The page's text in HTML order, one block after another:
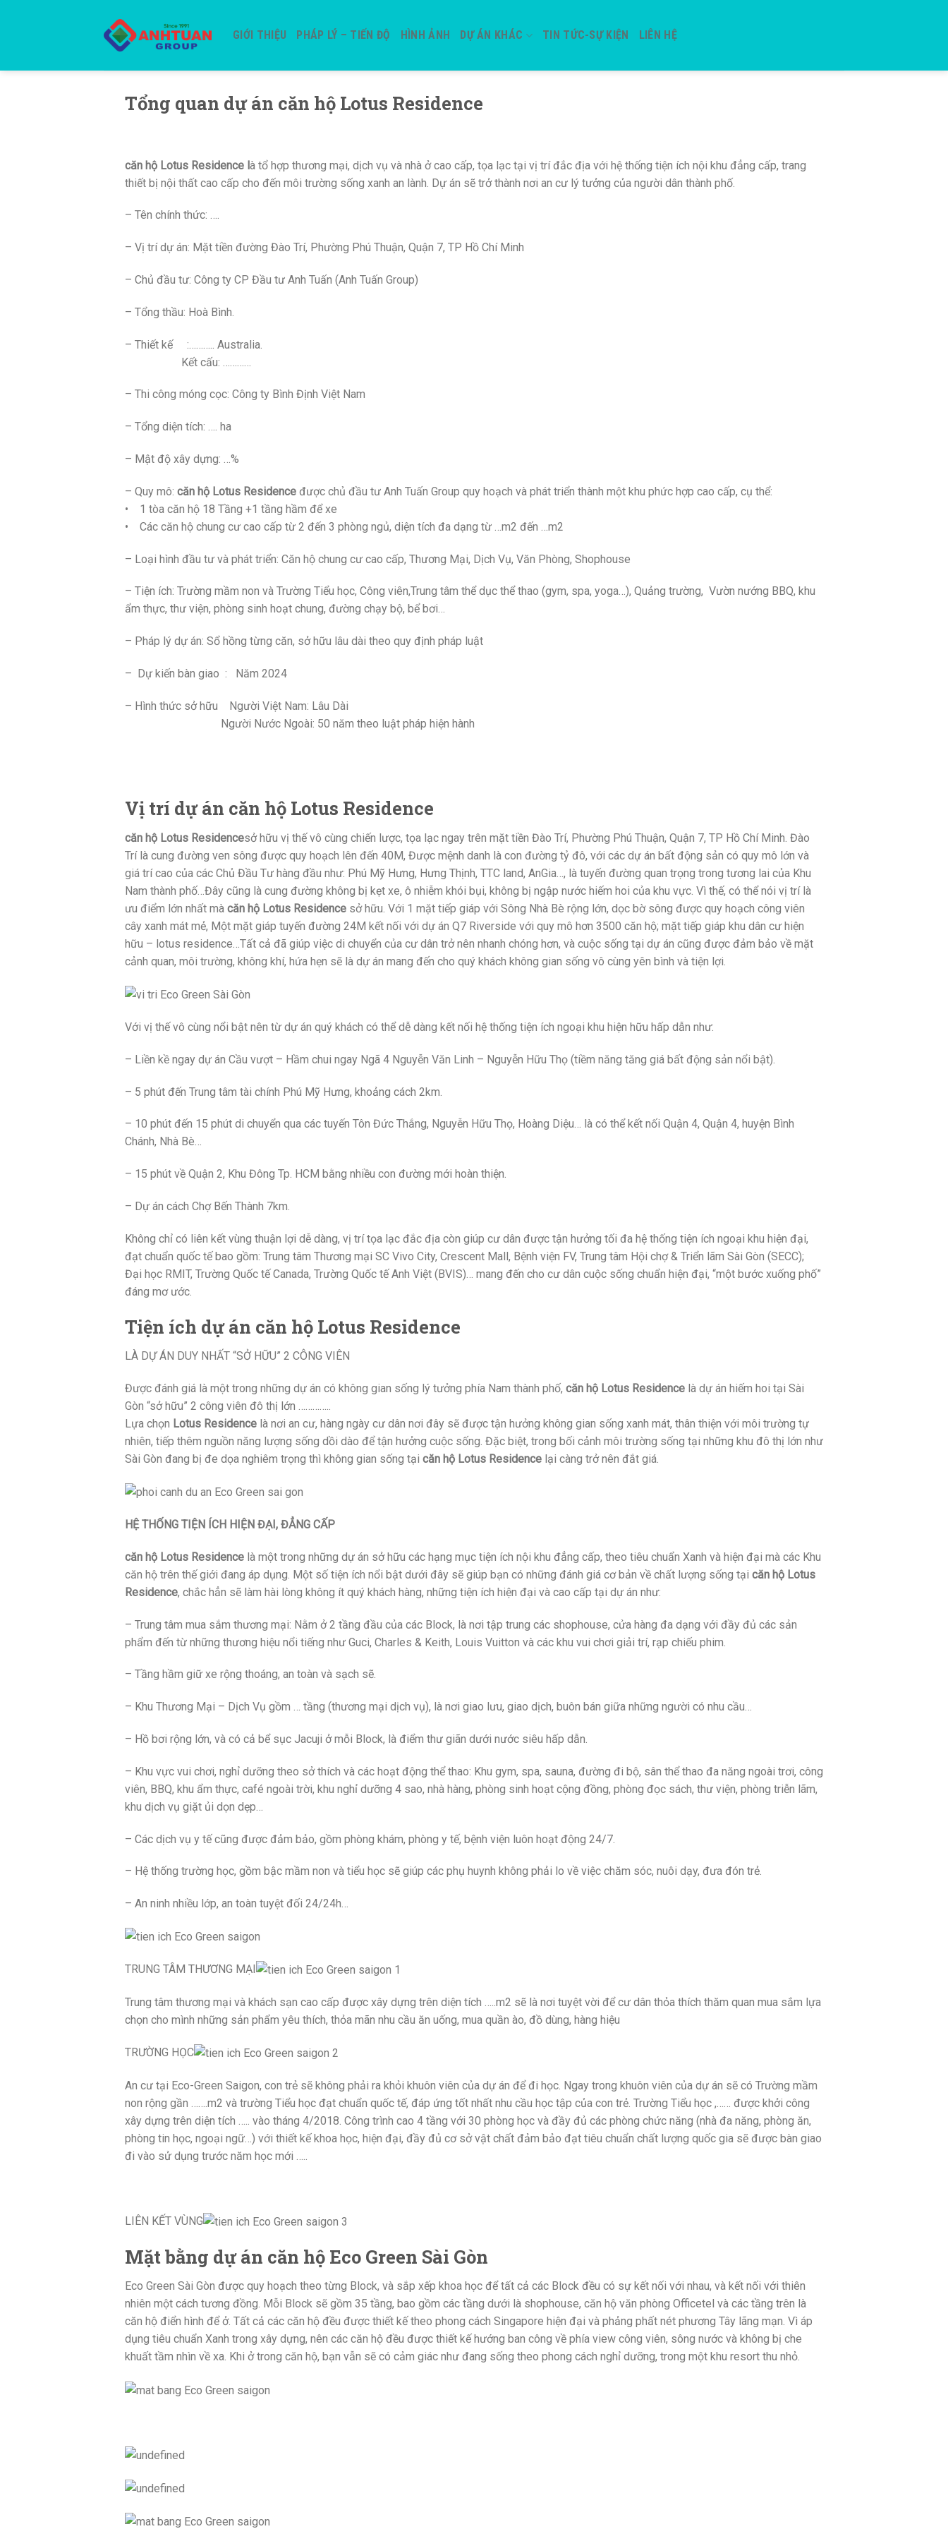
GIỚI THIỆU PHÁP LÝ – TIẾN ĐỘ HÌNH ẢNH DỰ ÁN KHÁC TIN TỨC-SỰ KIỆN LIÊN HỆ
Tổng quan dự án căn hộ Lotus Residence
căn hộ Lotus Residence là tổ hợp thương mại, dịch vụ và nhà ở cao cấp, tọa lạc tại vị trí đắc địa với hệ thống tiện ích nội khu đẳng cấp, trang
thiết bị nội thất cao cấp cho đến môi trường sống xanh an lành. Dự án sẽ trở thành nơi an cư lý tưởng của người dân thành phố.
– Tên chính thức: ….
– Vị trí dự án: Mặt tiền đường Đào Trí, Phường Phú Thuận, Quận 7, TP Hồ Chí Minh
– Chủ đầu tư: Công ty CP Đầu tư Anh Tuấn (Anh Tuấn Group)
– Tổng thầu: Hoà Bình.
– Thiết kế :……….. Australia.
Kết cấu: …………
– Thi công móng cọc: Công ty Bình Định Việt Nam
– Tổng diện tích: …. ha
– Mật độ xây dựng: …%
– Quy mô: căn hộ Lotus Residence được chủ đầu tư Anh Tuấn Group quy hoạch và phát triển thành một khu phức hợp cao cấp, cụ thể:
• 1 tòa căn hộ 18 Tầng +1 tầng hầm để xe
• Các căn hộ chung cư cao cấp từ 2 đến 3 phòng ngủ, diện tích đa dạng từ …m2 đến …m2
– Loại hình đầu tư và phát triển: Căn hộ chung cư cao cấp, Thương Mại, Dịch Vụ, Văn Phòng, Shophouse
– Tiện ích: Trường mầm non và Trường Tiểu học, Công viên,Trung tâm thể dục thể thao (gym, spa, yoga…), Quảng trường, Vườn nướng BBQ, khu
ẩm thực, thư viện, phòng sinh hoạt chung, đường chạy bộ, bể bơi…
– Pháp lý dự án: Sổ hồng từng căn, sở hữu lâu dài theo quy định pháp luật
– Dự kiến bàn giao : Năm 2024
– Hình thức sở hữu Người Việt Nam: Lâu Dài
Người Nước Ngoài: 50 năm theo luật pháp hiện hành
Vị trí dự án căn hộ Lotus Residence
căn hộ Lotus Residencesở hữu vị thế vô cùng chiến lược, tọa lạc ngay trên mặt tiền Đào Trí, Phường Phú Thuận, Quận 7, TP Hồ Chí Minh. Đào
Trí là cung đường ven sông được quy hoạch lên đến 40M, Được mệnh danh là con đường tỷ đô, với các dự án bất động sản có quy mô lớn và
giá trí cao của các Chủ Đầu Tư hàng đầu như: Phú Mỹ Hưng, Hưng Thịnh, TTC land, AnGia…, là tuyến đường quan trọng trong tương lai của Khu
Nam thành phố…Đây cũng là cung đường không bị kẹt xe, ô nhiễm khói bụi, không bị ngập nước hiếm hoi của khu vực. Vì thế, có thể nói vị trí là
ưu điểm lớn nhất mà căn hộ Lotus Residence sở hữu. Với 1 mặt tiếp giáp với Sông Nhà Bè rộng lớn, dọc bờ sông được quy hoạch công viên
cây xanh mát mẻ, Một mặt giáp tuyến đường 24M kết nối với dự án Q7 Riverside với quy mô hơn 3500 căn hộ; mặt tiếp giáp khu dân cư hiện
hữu – lotus residence…Tất cả đã giúp việc di chuyển của cư dân trở nên nhanh chóng hơn, và cuộc sống tại dự án cũng được đảm bảo về mặt
cảnh quan, môi trường, không khí, hứa hẹn sẽ là dự án mang đến cho quý khách không gian sống vô cùng yên bình và tiện lợi.
Với vị thế vô cùng nổi bật nên từ dự án quý khách có thể dễ dàng kết nối hệ thống tiện ích ngoại khu hiện hữu hấp dẫn như:
– Liền kề ngay dự án Cầu vượt – Hầm chui ngay Ngã 4 Nguyễn Văn Linh – Nguyễn Hữu Thọ (tiềm năng tăng giá bất động sản nổi bật).
– 5 phút đến Trung tâm tài chính Phú Mỹ Hưng, khoảng cách 2km.
– 10 phút đến 15 phút di chuyển qua các tuyến Tôn Đức Thắng, Nguyễn Hữu Thọ, Hoàng Diệu… là có thể kết nối Quận 4, Quận 4, huyện Bình
Chánh, Nhà Bè…
– 15 phút về Quận 2, Khu Đông Tp. HCM bằng nhiều con đường mới hoàn thiện.
– Dự án cách Chợ Bến Thành 7km.
Không chỉ có liên kết vùng thuận lợi dễ dàng, vị trí tọa lạc đắc địa còn giúp cư dân được tận hưởng tối đa hệ thống tiện ích ngoại khu hiện đại,
đạt chuẩn quốc tế bao gồm: Trung tâm Thương mại SC Vivo City, Crescent Mall, Bệnh viện FV, Trung tâm Hội chợ & Triển lãm Sài Gòn (SECC);
Đại học RMIT, Trường Quốc tế Canada, Trường Quốc tế Anh Việt (BVIS)… mang đến cho cư dân cuộc sống chuẩn hiện đại, “một bước xuống phố”
đáng mơ ước.
Tiện ích dự án căn hộ Lotus Residence
LÀ DỰ ÁN DUY NHẤT “SỞ HỮU” 2 CÔNG VIÊN
Được đánh giá là một trong những dự án có không gian sống lý tưởng phía Nam thành phố, căn hộ Lotus Residence là dự án hiếm hoi tại Sài
Gòn “sở hữu” 2 công viên đô thị lớn …………..
Lựa chọn Lotus Residence là nơi an cư, hàng ngày cư dân nơi đây sẽ được tận hưởng không gian sống xanh mát, thân thiện với môi trường tự
nhiên, tiếp thêm nguồn năng lượng sống dồi dào để tận hưởng cuộc sống. Đặc biệt, trong bối cảnh môi trường sống tại những khu đô thị lớn như
Sài Gòn đang bị đe dọa nghiêm trọng thì không gian sống tại căn hộ Lotus Residence lại càng trở nên đắt giá.
HỆ THỐNG TIỆN ÍCH HIỆN ĐẠI, ĐẲNG CẤP
căn hộ Lotus Residence là một trong những dự án sở hữu các hạng mục tiện ích nội khu đẳng cấp, theo tiêu chuẩn Xanh và hiện đại mà các Khu
căn hộ trên thế giới đang áp dụng. Một số tiện ích nổi bật dưới đây sẽ giúp bạn có những đánh giá cơ bản về chất lượng sống tại căn hộ Lotus
Residence, chắc hẳn sẽ làm hài lòng không ít quý khách hàng, những tiện ích hiện đại và cao cấp tại dự án như:
– Trung tâm mua sắm thương mại: Nằm ở 2 tầng đầu của các Block, là nơi tập trung các shophouse, cửa hàng đa dạng với đầy đủ các sản
phẩm đến từ những thương hiệu nổi tiếng như Guci, Charles & Keith, Louis Vuitton và các khu vui chơi giải trí, rạp chiếu phim.
– Tầng hầm giữ xe rộng thoáng, an toàn và sạch sẽ.
– Khu Thương Mại – Dịch Vụ gồm … tầng (thương mại dịch vụ), là nơi giao lưu, giao dịch, buôn bán giữa những người có nhu cầu…
– Hồ bơi rộng lớn, và có cả bể sục Jacuji ở mỗi Block, là điểm thư giãn dưới nước siêu hấp dẫn.
– Khu vực vui chơi, nghỉ dưỡng theo sở thích và các hoạt động thể thao: Khu gym, spa, sauna, đường đi bộ, sân thể thao đa năng ngoài trơi, công
viên, BBQ, khu ẩm thực, café ngoài trời, khu nghỉ dưỡng 4 sao, nhà hàng, phòng sinh hoạt cộng đồng, phòng đọc sách, thư viện, phòng triễn lãm,
khu dịch vụ giặt ủi dọn dẹp…
– Các dịch vụ y tế cũng được đảm bảo, gồm phòng khám, phòng y tế, bệnh viện luôn hoạt động 24/7.
– Hệ thống trường học, gồm bậc mầm non và tiểu học sẽ giúp các phụ huynh không phải lo về việc chăm sóc, nuôi dạy, đưa đón trẻ.
– An ninh nhiều lớp, an toàn tuyệt đối 24/24h…
TRUNG TÂM THƯƠNG MẠI
Trung tâm thương mại và khách sạn cao cấp được xây dựng trên diện tích …..m2 sẽ là nơi tuyệt vời để cư dân thỏa thích thăm quan mua sắm lựa
chọn cho mình những sản phẩm yêu thích, thỏa mãn nhu cầu ăn uống, mua quần ào, đồ dùng, hàng hiệu
TRƯỜNG HỌC
An cư tại Eco-Green Saigon, con trẻ sẽ không phải ra khỏi khuôn viên của dự án để đi học. Ngay trong khuôn viên của dự án sẽ có Trường mầm
non rộng gần …….m2 và trường Tiểu học đạt chuẩn quốc tế, đáp ứng tốt nhất nhu cầu học tập của con trẻ. Trường Tiểu học ,…… được khởi công
xây dựng trên diện tích ….. vào tháng 4/2018. Công trình cao 4 tầng với 30 phòng học và đầy đủ các phòng chức năng (nhà đa năng, phòng ăn,
phòng tin học, ngoại ngữ…) với thiết kế khoa học, hiện đại, đầy đủ cơ sở vật chất đảm bảo đạt tiêu chuẩn chất lượng quốc gia sẽ được bàn giao
đi vào sử dụng trước năm học mới …..
LIÊN KẾT VÙNG
Mặt bằng dự án căn hộ Eco Green Sài Gòn
Eco Green Sài Gòn được quy hoạch theo từng Block, và sắp xếp khoa học để tất cả các Block đều có sự kết nối với nhau, và kết nối với thiên
nhiên một cách tương đồng. Mỗi Block sẽ gồm 35 tầng, bao gồm các tầng dưới là shophouse, căn hộ văn phòng Officetel và các tầng trên là
căn hộ điển hình để ở. Tất cả các căn hộ đều được thiết kế theo phong cách Singapore hiện đại và phảng phất nét phương Tây lãng mạn. Vì áp
dụng tiêu chuẩn Xanh trong xây dựng, nên các căn hộ đều được thiết kế hướng ban công về phía view công viên, sông nước và không bị che
khuất tầm nhìn về xa. Khi ở trong căn hộ, bạn vẫn sẽ có cảm giác như đang sống theo phong cách nghỉ dưỡng, trong một khu resort thu nhỏ.